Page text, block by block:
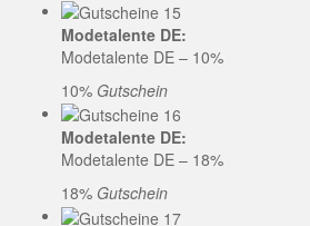
Modetalente DE:
Modetalente DE – 10%
10% Gutschein
Modetalente DE:
Modetalente DE – 18%
18% Gutschein